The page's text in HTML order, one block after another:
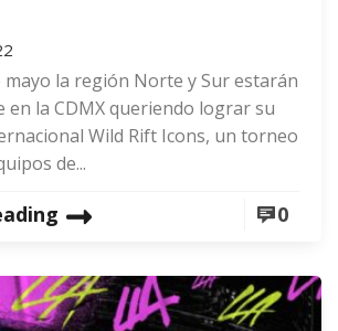
mayo la región Norte y Sur estarán
la CDMX queriendo lograr su
Wild Rift Icons, un torneo
de...
0